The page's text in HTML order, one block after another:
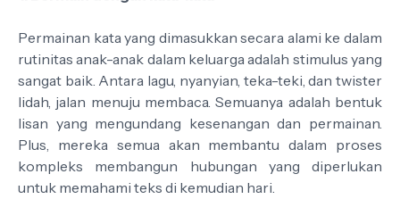
Permainan kata yang dimasukkan secara alami ke dalam
rutinitas anak-anak dalam keluarga adalah stimulus yang
sangat baik. Antara lagu, nyanyian, teka-teki, dan twister
lidah, jalan menuju membaca. Semuanya adalah bentuk
lisan yang mengundang kesenangan dan permainan.
Plus, mereka semua akan membantu dalam proses
kompleks membangun hubungan yang diperlukan
untuk memahami teks di kemudian hari.